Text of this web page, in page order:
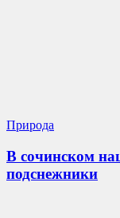
Природа
В сочинском
подснежники